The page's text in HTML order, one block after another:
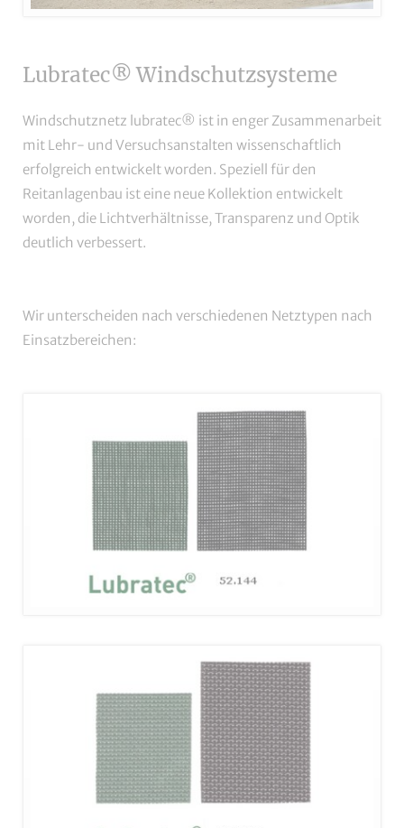
Lubratec® Windschutzsysteme
Windschutznetz lubratec® ist in enger Zusammenarbeit
mit Lehr- und Versuchsanstalten wissenschaftlich
erfolgreich entwickelt worden. Speziell für den
Reitanlagenbau ist eine neue Kollektion entwickelt
worden, die Lichtverhältnisse, Transparenz und Optik
deutlich verbessert.
Wir unterscheiden nach verschiedenen Netztypen nach
Einsatzbereichen: